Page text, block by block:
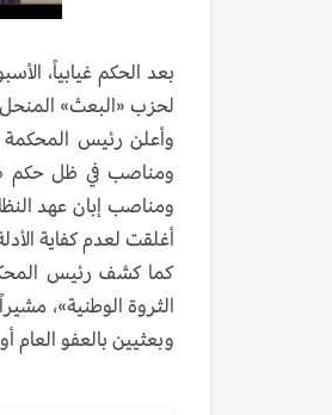
لحزب «البعث» المنحل، عادت القائمة
أغلقت لعدم كفاية
كما كشف رئيس
الثروة الوطنية»،
وبعثيين بالعفو العام